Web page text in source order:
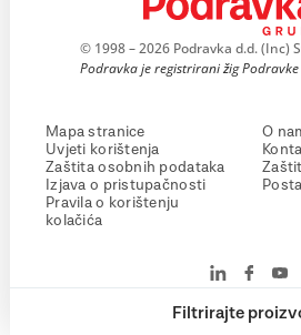
Filtrirajte
© 1998 – 2026 Podravka d.d. (Inc)
Podravka je registrirani žig Podravke
Mapa stranice
Uvjeti korištenja
Zaštita osobnih podataka
Izjava o pristupačnosti
Pravila o korištenju
kolačića
O